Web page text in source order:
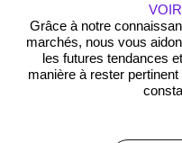
Grâce à notre
marchés, nous vous
les futures tendances
manière à rester